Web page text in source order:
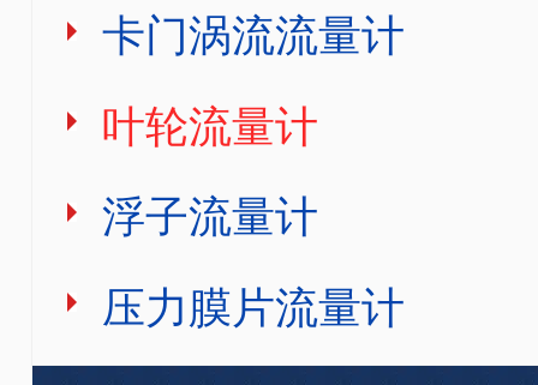
卡门涡流流量计
叶轮流量计
浮子流量计
压力膜片流量计